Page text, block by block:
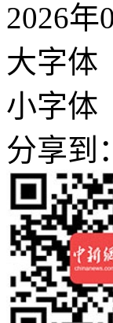
2026
大字体
小字体
分享到：